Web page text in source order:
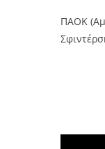
ΠΑΟΚ